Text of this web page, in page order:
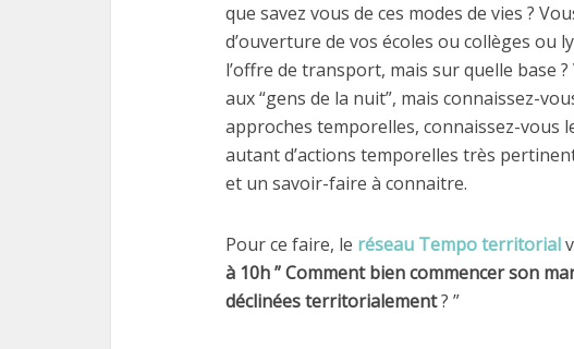
que savez vous de ces modes de vies ?
d’ouverture de vos écoles ou collèges ou
l’offre de transport, mais sur quelle base
aux “gens de la nuit”, mais connaissez-
approches temporelles, connaissez-vous
autant d’actions temporelles très
et un savoir-faire à connaitre.
Pour ce faire, le réseau Tempo territorial
à 10h ” Comment bien commencer son
déclinées territorialement? ”